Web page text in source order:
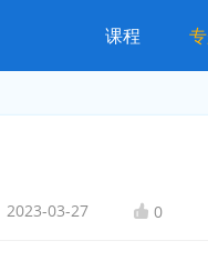
课程
2023-03-27 0